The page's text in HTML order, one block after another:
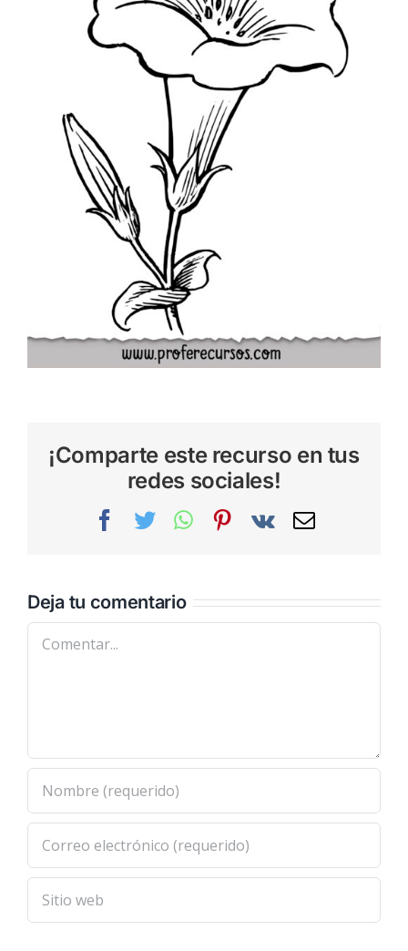
¡Comparte este recurso en tus
redes sociales!
Facebook
TwitterWhatsAppPinterest
Vk
Correo
Deja tu comentario
Comentar